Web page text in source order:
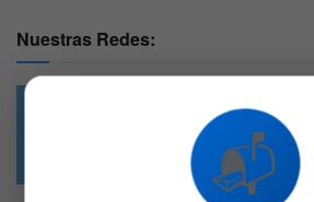
Nuestras Redes:
4.7k
Followers
📬